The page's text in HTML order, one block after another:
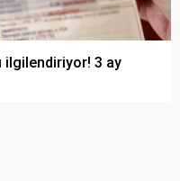
ilgilendiriyor! 3 ay